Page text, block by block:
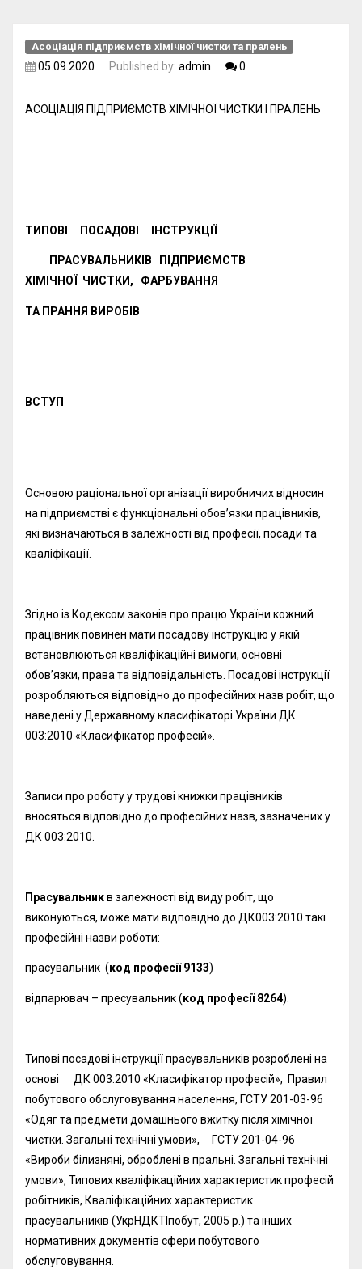
Асоціація підприємств хімічної чистки та пралень
05.09.2020 Published by: admin 0
АСОЦІАЦІЯ ПІДПРИЄМСТВ ХІМІЧНОЇ ЧИСТКИ І ПРАЛЕНЬ
ТИПОВІ ПОСАДОВІ ІНСТРУКЦІЇ
ПРАСУВАЛЬНИКІВ ПІДПРИЄМСТВ
ХІМІЧНОЇ ЧИСТКИ, ФАРБУВАННЯ
ТА ПРАННЯ ВИРОБІВ
ВСТУП
Основою раціональної організації виробничих відносин
на підприємстві є функціональні обов’язки працівників,
які визначаються в залежності від професії, посади та
кваліфікації.
Згідно із Кодексом законів про працю України кожний
працівник повинен мати посадову інструкцію у якій
встановлюються кваліфікаційні вимоги, основні
обов’язки, права та відповідальність. Посадові інструкції
розробляються відповідно до професійних назв робіт, що
наведені у Державному класифікаторі України ДК
003:2010 «Класифікатор професій».
Записи про роботу у трудові книжки працівників
вносяться відповідно до професійних назв, зазначених у
ДК 003:2010.
Прасувальникв залежності від виду робіт, що
виконуються, може мати відповідно до ДК003:2010 такі
професійні назви роботи:
прасувальник (код професії 9133)
відпарювач – пресувальник (код професії 8264).
Типові посадові інструкції прасувальників розроблені на
основі ДК 003:2010 «Класифікатор професій», Правил
побутового обслуговування населення, ГСТУ 201-03-96
«Одяг та предмети домашнього вжитку після хімічної
чистки. Загальні технічні умови», ГСТУ 201-04-96
«Вироби білизняні, оброблені в пральні. Загальні технічні
умови», Типових кваліфікаційних характеристик професій
робітників, Кваліфікаційних характеристик
прасувальників (УкрНДКТІпобут, 2005 р.) та інших
нормативних документів сфери побутового
обслуговування.